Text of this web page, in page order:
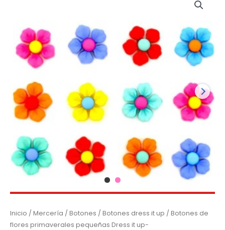
Inicio / Mercería / Botones / Botones dress it up / Botones de
flores primaverales pequeñas Dress it up-